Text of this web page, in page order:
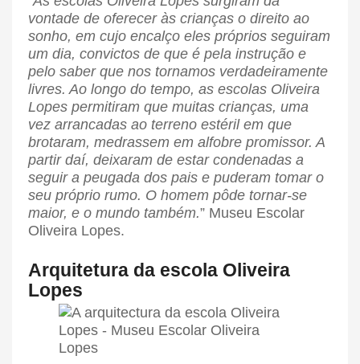
vontade de oferecer às crianças o direito ao
sonho, em cujo encalço eles próprios seguiram
um dia, convictos de que é pela instrução e
pelo saber que nos tornamos verdadeiramente
livres. Ao longo do tempo, as escolas Oliveira
Lopes permitiram que muitas crianças, uma
vez arrancadas ao terreno estéril em que
brotaram, medrassem em alfobre promissor. A
partir daí, deixaram de estar condenadas a
seguir a peugada dos pais e puderam tomar o
seu próprio rumo. O homem pôde tornar-se
maior, e o mundo também.” Museu Escolar
Oliveira Lopes.
Arquitetura da escola Oliveira
Lopes